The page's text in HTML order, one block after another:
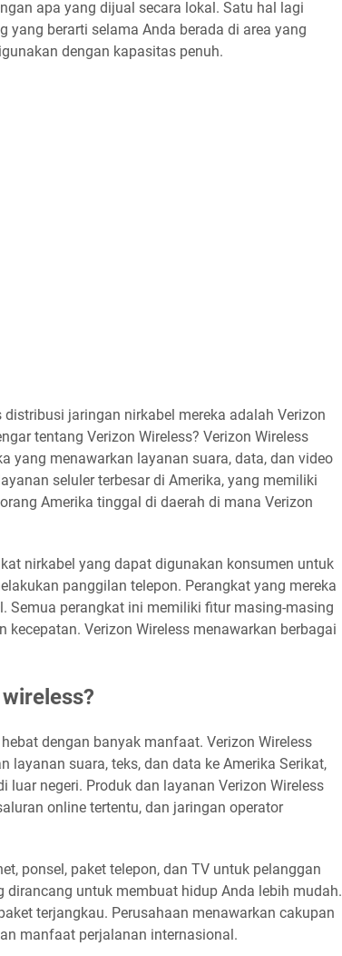
apa yang dijual secara lokal. Satu hal lagi
yang berarti selama Anda berada di area yang
dengan kapasitas penuh.
jaringan nirkabel mereka adalah Verizon
tentang Verizon Wireless? Verizon Wireless
yang menawarkan layanan suara, data, dan video
seluler terbesar di Amerika, yang memiliki
Amerika tinggal di daerah di mana Verizon
nirkabel yang dapat digunakan konsumen untuk
panggilan telepon. Perangkat yang mereka
Semua perangkat ini memiliki fitur masing-masing
kecepatan. Verizon Wireless menawarkan berbagai
dengan banyak manfaat. Verizon Wireless
layanan suara, teks, dan data ke Amerika Serikat,
negeri. Produk dan layanan Verizon Wireless
online tertentu, dan jaringan operator
ponsel, paket telepon, dan TV untuk pelanggan
dirancang untuk membuat hidup Anda lebih mudah.
terjangkau. Perusahaan menawarkan cakupan
manfaat perjalanan internasional.